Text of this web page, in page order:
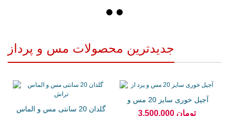
جدیدترین محصولات مس و پرداز
گلدان 20 سانتی مس و الماس
آجیل خوری سایز 20 مس و
پرد از 3,500,000 تومان